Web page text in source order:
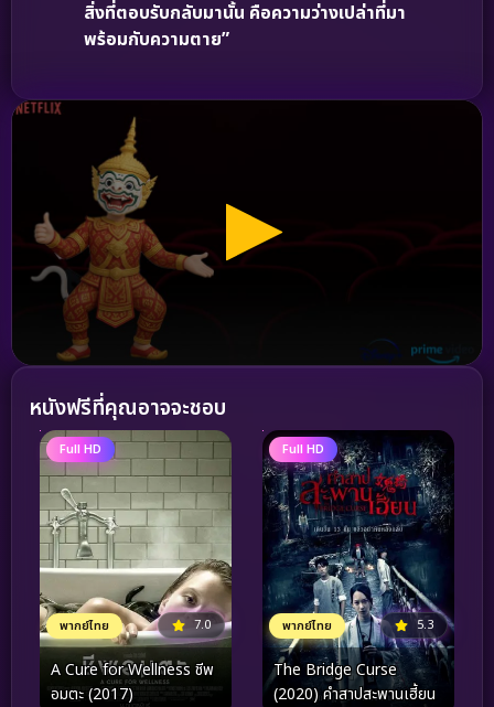
สิ่งที่ตอบรับกลับมานั้น คือความว่างเปล่าที่มา
พร้อมกับความตาย”
หนังฟรีที่คุณอาจจะชอบ
Full HD
พากย์ไทย 7.0
A Cure for Wellness ชีพ
อมตะ (2017)
Full HD
พากย์ไทย 5.3
The Bridge Curse
(2020) คำสาปสะพานเฮี้ยน